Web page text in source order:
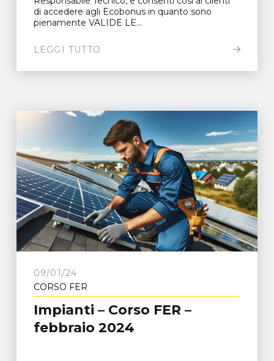
di accedere agli Ecobonus in quanto sono
pienamente VALIDE LE...
LEGGI TUTTO
09/01/24
CORSO FER
Impianti – Corso FER –
febbraio 2024